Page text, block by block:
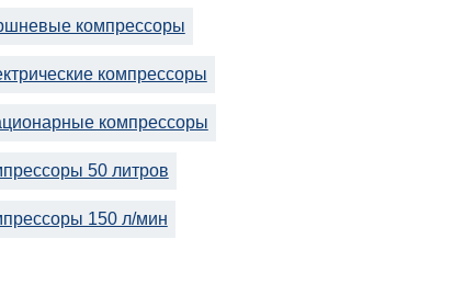
компрессоры
компрессоры
компрессоры
50 литров
150 л/мин